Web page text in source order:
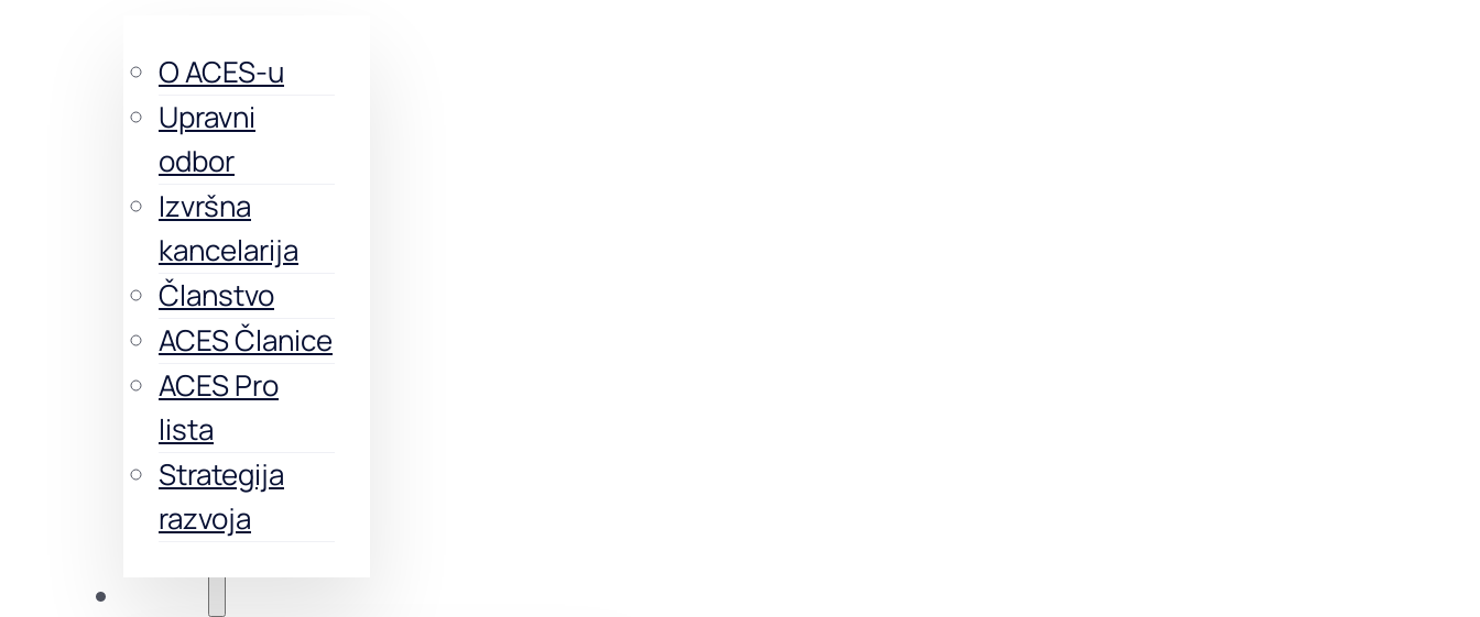
O ACES-u
Upravni
odbor
Izvršna
kancelarija
Članstvo
ACES Članice
ACES Pro
lista
Strategija
razvoja